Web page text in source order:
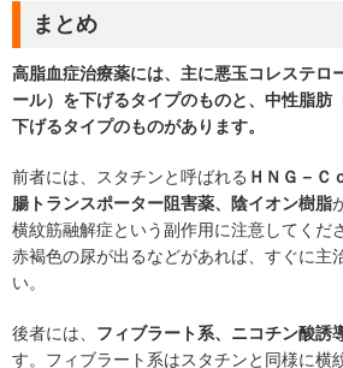
まとめ
高脂血症治療薬には、主に悪玉コレステロ
ール）を下げるタイプのものと、中性脂肪
下げるタイプのものがあります。
前者には、スタチンと呼ばれる ＨＮＧ－Ｃ
腸トランスポーター阻害薬、陰イオン樹脂
横紋筋融解症という副作用に注意してくだ
赤褐色の尿が出るなどがあれば、すぐに主
い。
後者には、 フィブラート系、ニコチン酸誘
す。フィブラート系はスタチンと同様に横